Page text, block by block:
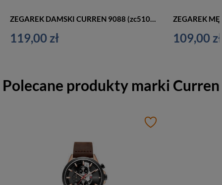
ZEGAREK DAMSKI CURREN 9088 (zc510c) + BOX
119,00 zł 109,00 zł
Polecane produkty marki Curren